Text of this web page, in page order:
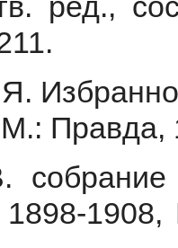
ред.,
М.: Правда,
1898-